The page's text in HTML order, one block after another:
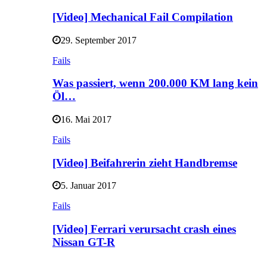
[Video] Mechanical Fail Compilation
29. September 2017
Fails
Was passiert, wenn 200.000 KM lang kein
Öl…
16. Mai 2017
Fails
[Video] Beifahrerin zieht Handbremse
5. Januar 2017
Fails
[Video] Ferrari verursacht crash eines
Nissan GT-R